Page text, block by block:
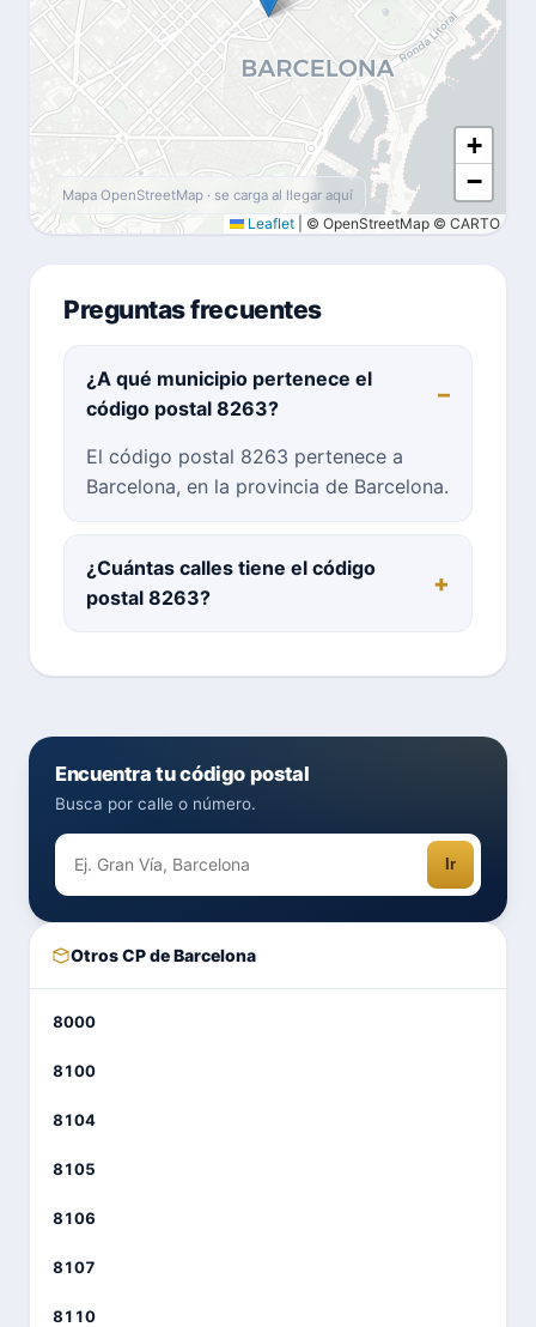
+
−
Leaflet © OpenStreetMap © CARTO
Mapa OpenStreetMap · se carga al llegar aquí
Preguntas frecuentes
¿A qué municipio pertenece el
código postal 8263?
El código postal 8263 pertenece a
Barcelona, en la provincia de Barcelona.
¿Cuántas calles tiene el código
postal 8263?
Encuentra tu código postal
Busca por calle o número.
Ir
Otros CP de Barcelona
8000
8100
8104
8105
8106
8107
8110